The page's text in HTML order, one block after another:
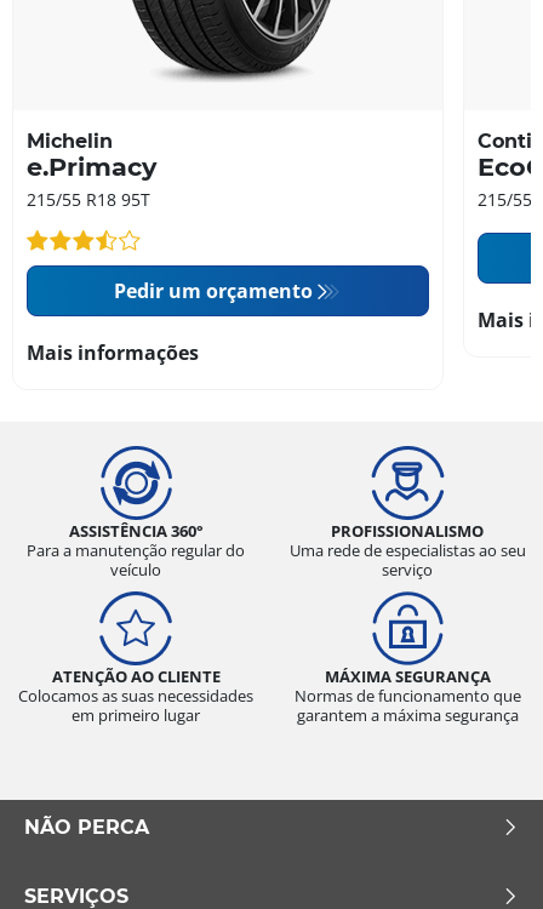
Michelin
e.Primacy
215/55 R18 95T
Pedir um orçamento
Mais informações
215/55
Mais
ASSISTÊNCIA 360°
Para a manutenção regular do
veículo
PROFISSIONALISMO
Uma rede de especialistas ao seu
serviço
ATENÇÃO AO CLIENTE
Colocamos as suas necessidades
em primeiro lugar
MÁXIMA SEGURANÇA
Normas de funcionamento que
garantem a máxima segurança
NÃO PERCA
SERVIÇOS